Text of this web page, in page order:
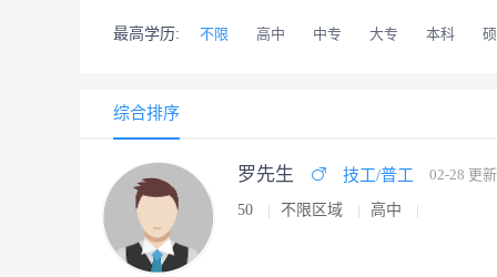
最高学历: 不限 高中 中专 大专 本科
综合排序
罗先生 技工/普工 02-28 更新
50 不限区域 高中